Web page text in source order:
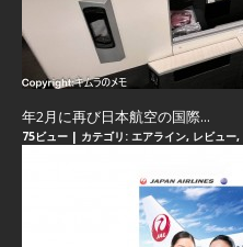
年2月に再び日本航空の国際...
75ビュー | カテゴリ: エアライン, レビュー,